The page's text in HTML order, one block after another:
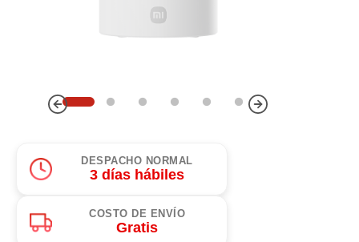
DESPACHO NORMAL
3 días hábiles
COSTO DE ENVÍO
Gratis